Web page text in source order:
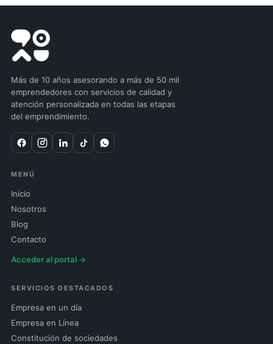
Más de 10 años asesorando a más de 50 mil
emprendedores con servicios de calidad y
atención personalizada en todas las etapas
del emprendimiento.
MENÚ
Inicio
Nosotros
Blog
Contacto
Acceder al portal →
SERVICIOS DESTACADOS
Empresa en un día
Empresa en Línea
Constitución de sociedades